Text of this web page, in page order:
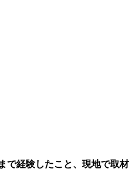
で経験したこと、現地で取材